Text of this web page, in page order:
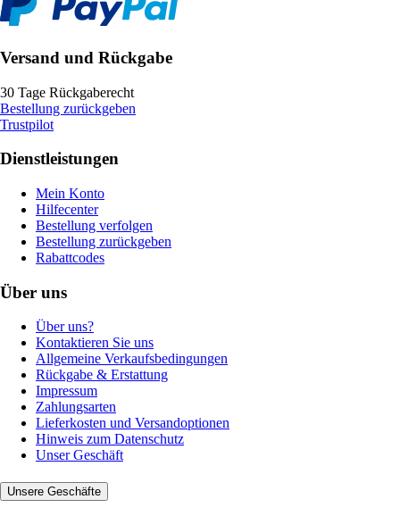
Versand und Rückgabe
30 Tage Rückgaberecht
Bestellung zurückgeben
Trustpilot
Dienstleistungen
Mein Konto
Hilfecenter
Bestellung verfolgen
Bestellung zurückgeben
Rabattcodes
Über uns
Über uns?
Kontaktieren Sie uns
Allgemeine Verkaufsbedingungen
Rückgabe & Erstattung
Impressum
Zahlungsarten
Lieferkosten und Versandoptionen
Hinweis zum Datenschutz
Unser Geschäft
Unsere Geschäfte